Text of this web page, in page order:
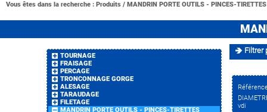
Vous êtes dans la recherche : Produits / MANDRIN PORTE OUTILS - PINCES-TIRETTES
TOURNAGE
FRAISAGE
PERCAGE
TRONCONNAGE GORGE
ALESAGE
TARAUDAGE
FILETAGE
MANDRIN PORTE OUTILS - PINCES-TIRETTES
Filtrer
vdi